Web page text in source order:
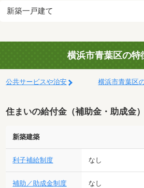
新築一戸建て
横浜市青葉区の特
公共サービスや治安 横浜市青葉区
住まいの給付金（補助金・助成金）
新築建築
利子補給制度 なし
補助／助成金制度 なし